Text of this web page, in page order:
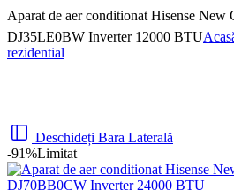
Aparat de aer conditionat Hisense
DJ35LE0BW Inverter 12000 BTU
rezidential
Deschideți Bara Laterală
-91%Limitat